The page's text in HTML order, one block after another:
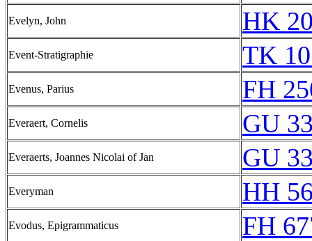
Evelyn, John HK
Event-Stratigraphie TK
Evenus, Parius FH
Everaert, Cornelis GU
Everaerts, Joannes Nicolai of Jan GU
Everyman HH
Evodus, Epigrammaticus FH